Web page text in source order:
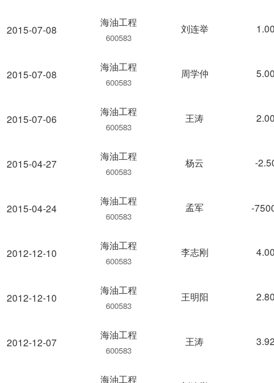
2015-07-08
2015-07-08
2015-07-06
2015-04-27
2015-04-24
2012-12-10
2012-12-10
2012-12-07
海油工程
600583
刘连举
海油工程
600583
周学仲
海油工程
600583
王涛
海油工程
600583
杨云 -
海油工程
600583
孟军 -
海油工程
600583
李志刚
海油工程
600583
王明阳
海油工程
600583
王涛
海油工程